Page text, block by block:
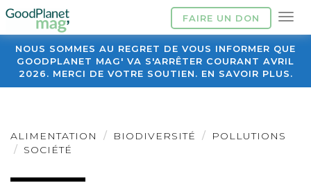
FAIRE UN DON
NOUS SOMMES AU REGRET DE VOUS INFORMER QUE
GOODPLANET MAG' VA S'ARRÊTER COURANT AVRIL
2026. MERCI DE VOTRE SOUTIEN. EN SAVOIR PLUS.
ALIMENTATION BIODIVERSITÉ
POLLUTIONS
SOCIÉTÉ